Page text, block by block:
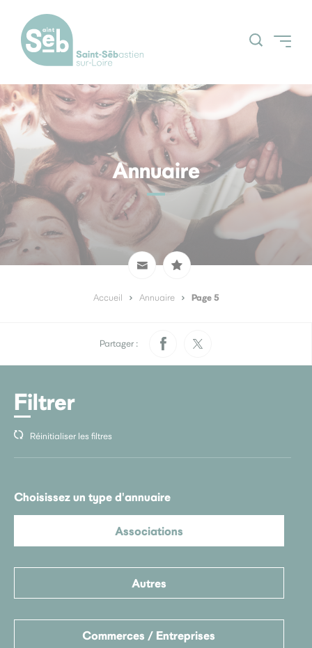
Accueil
Actualités
Agenda
La Ville
Culture
Je participe
Découvrir la ville Grands projets
Nos grands
évènements
Espace Citoyens
(Guichetnumerik)
Menus scolaires L’accueil de
Sourds et
Annuaire
Accueil Annuaire Page 5
Partager :
Filtrer
Réinitialiser les filtres
Choisissez un type d'annuaire
Associations
Autres
Commerces / Entreprises